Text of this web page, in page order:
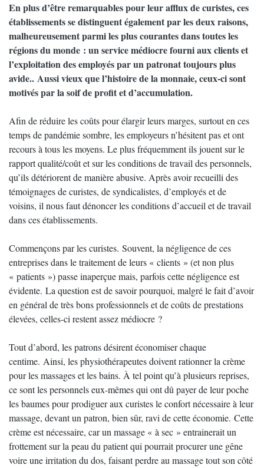
En plus d’être remarquables pour leur afflux de curistes, ces
établissements se distinguent également par les deux raisons,
malheureusement parmi les plus courantes dans toutes les
régions du monde : un service médiocre fourni aux clients et
l’exploitation des employés par un patronat toujours plus
avide.. Aussi vieux que l’histoire de la monnaie, ceux-ci sont
motivés par la soif de profit et d’accumulation.
Afin de réduire les coûts pour élargir leurs marges, surtout en ces
temps de pandémie sombre, les employeurs n’hésitent pas et ont
recours à tous les moyens. Le plus fréquemment ils jouent sur le
rapport qualité/coût et sur les conditions de travail des personnels,
qu’ils détériorent de manière abusive. Après avoir recueilli des
témoignages de curistes, de syndicalistes, d’employés et de
voisins, il nous faut dénoncer les conditions d’accueil et de travail
dans ces établissements.
Commençons par les curistes. Souvent, la négligence de ces
entreprises dans le traitement de leurs « clients » (et non plus
« patients ») passe inaperçue mais, parfois cette négligence est
évidente. La question est de savoir pourquoi, malgré le fait d’avoir
en général de très bons professionnels et de coûts de prestations
élevées, celles-ci restent assez médiocre ?
Tout d’abord, les patrons désirent économiser chaque
centime. Ainsi, les physiothérapeutes doivent rationner la crème
pour les massages et les bains. À tel point qu’à plusieurs reprises,
ce sont les personnels eux-mêmes qui ont dû payer de leur poche
les baumes pour prodiguer aux curistes le confort nécessaire à leur
massage, devant un patron, bien sûr, ravi de cette économie. Cette
crème est nécessaire, car un massage « à sec » entrainerait un
frottement sur la peau du patient qui pourrait procurer une gêne
voire une irritation du dos, faisant perdre au massage tout son côté